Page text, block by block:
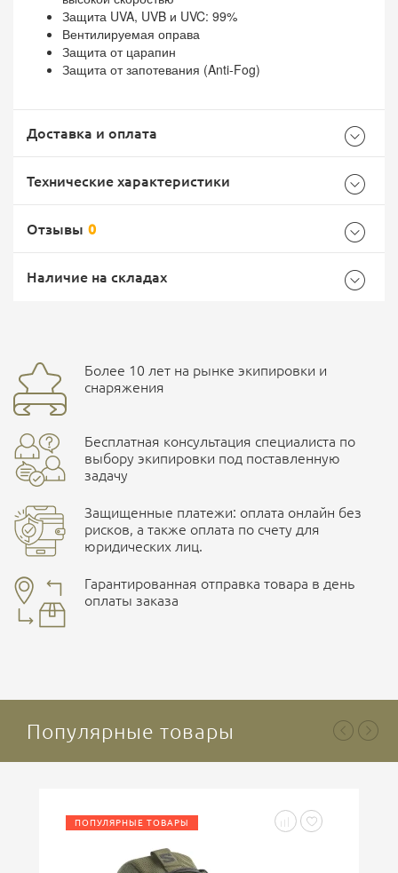
Защита UVA, UVB и UVC: 99%
Вентилируемая оправа
Защита от царапин
Защита от запотевания (Anti-Fog)
Доставка и оплата
Доставка Почтой России
EMS Почта России
Доставка курьерской службой СДЭК -
Наличные при самовывозе
подготовки счета.
Технические характеристики
Бренд PMX
Отзывы 0
Ваш отзыв
Наличие на складах
улица Маяковского, 10
ПОДРОБНЕЕ О СКЛАДЕ
Более 10 лет на рынке экипировки и
снаряжения
Бесплатная консультация специалиста по
выбору экипировки под поставленную
задачу
Защищенные платежи: оплата онлайн без
рисков, а также оплата по счету для
юридических лиц.
Гарантированная отправка товара в день
оплаты заказа
Популярные товары
ПОПУЛЯРНЫЕ ТОВАРЫ